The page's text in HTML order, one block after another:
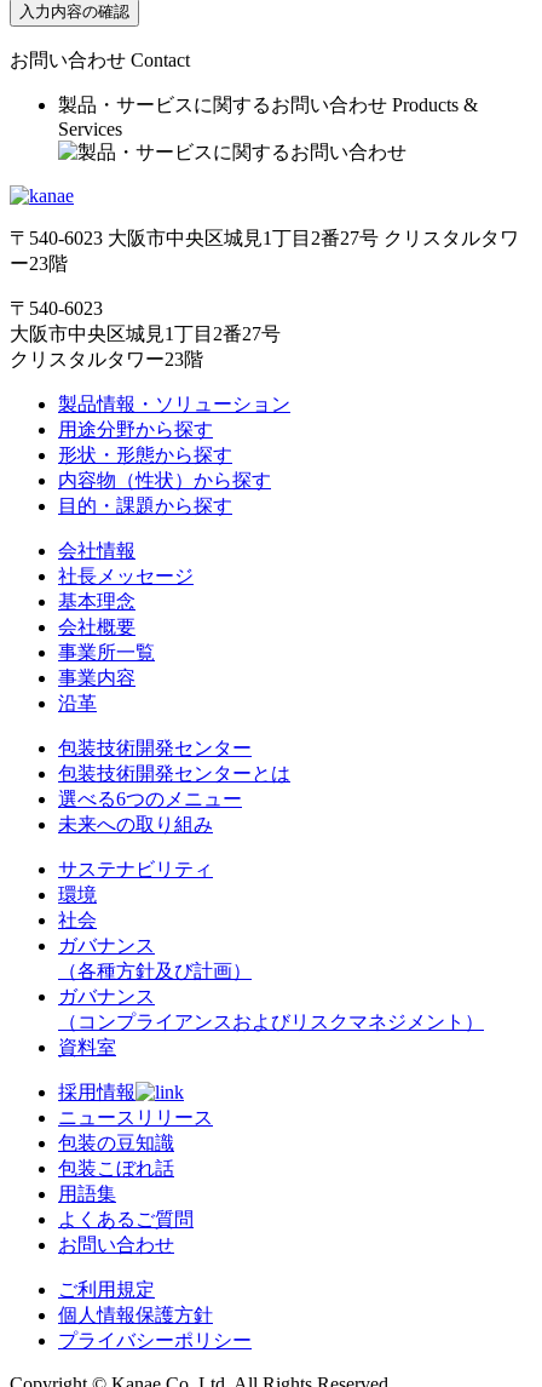
入力内容の確認
お問い合わせ Contact
製品・サービスに関するお問い合わせ Products &
Services
〒540-6023 大阪市中央区城見1丁目2番27号 クリスタルタワ
ー23階
〒540-6023
大阪市中央区城見1丁目2番27号
クリスタルタワー23階
製品情報・ソリューション
用途分野から探す
形状・形態から探す
内容物（性状）から探す
目的・課題から探す
会社情報
社長メッセージ
基本理念
会社概要
事業所一覧
事業内容
沿革
包装技術開発センター
包装技術開発センターとは
選べる6つのメニュー
未来への取り組み
サステナビリティ
環境
社会
ガバナンス
（各種方針及び計画）
ガバナンス
（コンプライアンスおよびリスクマネジメント）
資料室
採用情報
ニュースリリース
包装の豆知識
包装こぼれ話
用語集
よくあるご質問
お問い合わせ
ご利用規定
個人情報保護方針
プライバシーポリシー